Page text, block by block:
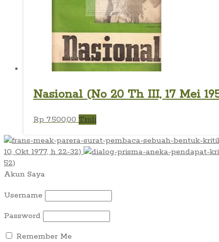
Nasional (No 20 Th III, 17 Mei
Rp 7.500,00 Troli
10, Okt 1977, h 22-32)
52)
Akun Saya
Username
Password
Remember Me